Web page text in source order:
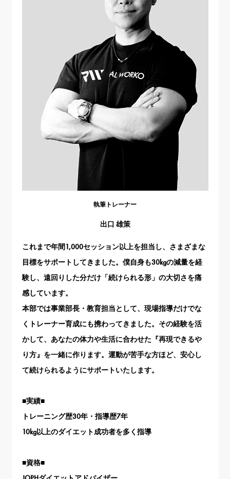
執筆トレーナー
出口 雄策
これまで年間1,000セッション以上を担当し、さまざまな
目標をサポートしてきました。僕自身も30kgの減量を経
験し、遠回りした分だけ「続けられる形」の大切さを痛
感しています。
本部では事業部長・教育担当として、現場指導だけでな
くトレーナー育成にも携わってきました。その経験を活
かして、あなたの体力や生活に合わせた『再現できるや
り方』を一緒に作ります。運動が苦手な方ほど、安心し
て続けられるようにサポートいたします。
■実績■
トレーニング歴30年・指導歴7年
10kg以上のダイエット成功者を多く指導
■資格■